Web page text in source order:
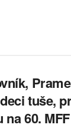
tuše,
na 60.